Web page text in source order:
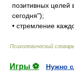
позитивных
сегодня");
• стремление
Психологический словарь
Игры ⚽
Нужно